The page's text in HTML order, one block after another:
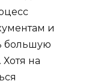
и
большую
на